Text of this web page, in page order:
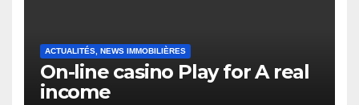
ACTUALITÉS, NEWS IMMOBILIÈRES
On-line casino Play for A real
income